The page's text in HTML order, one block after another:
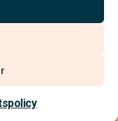
oss
Förbund och
miljö och arbetsmiljö.